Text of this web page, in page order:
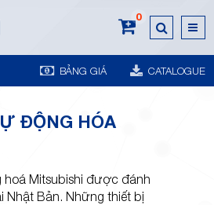
0
BẢNG GIÁ CATALOGUE
ĐỘNG HÓA
hoá Mitsubishi được đánh
Nhật Bản. Những thiết bị